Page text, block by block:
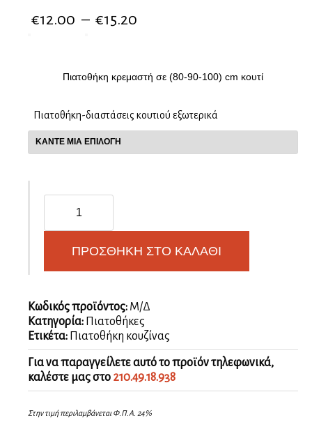
€12.00 – €15.20
Πιατοθήκη κρεμαστή σε (80-90-100) cm κουτί
Πιατοθήκη-διαστάσεις κουτιού εξωτερικά
κρεμαστή
ποσότητα
ΠΡΟΣΘΉΚΗ ΣΤΟ ΚΑΛΆΘΙ
Κωδικός προϊόντος: Μ/Δ
Κατηγορία: Πιατοθήκες
Ετικέτα: Πιατοθήκη κουζίνας
Για να παραγγείλετε αυτό το προϊόν τηλεφωνικά,
καλέστε μας στο 210.49.18.938
Στην τιμή περιλαμβάνεται Φ.Π.Α. 24%